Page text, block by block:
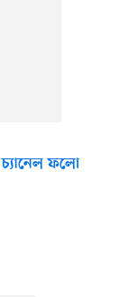
ফলো